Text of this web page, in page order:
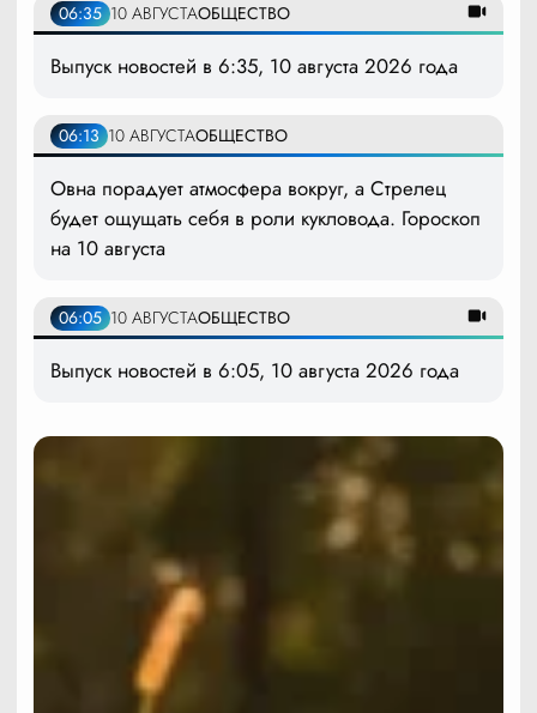
06:35 10 АВГУСТАОБЩЕСТВО
Выпуск новостей в 6:35, 10 августа 2026 года
06:13 10 АВГУСТАОБЩЕСТВО
Овна порадует атмосфера вокруг, а Стрелец
будет ощущать себя в роли кукловода. Гороскоп
на 10 августа
06:05 10 АВГУСТАОБЩЕСТВО
Выпуск новостей в 6:05, 10 августа 2026 года